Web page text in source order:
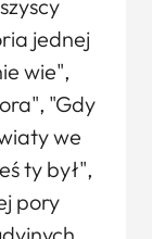
jednej
wie",
"Gdy
we
ty był",
pory